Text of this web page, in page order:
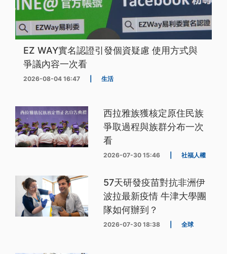
EZ WAY實名認證引發個資疑慮 使用方式與
爭議內容一次看
2026-08-04 16:47 生活
西拉雅族獲核定原住民族
爭取過程與族群分布一次
看
2026-07-30 15:46 社福人權
57天研發疫苗對抗非洲伊
波拉最新疫情 牛津大學團
隊如何辦到？
2026-07-30 18:38 全球